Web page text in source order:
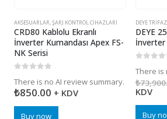
AKSESUARLAR,ŞARJ KONTROL CIHAZLARI
CRD80 Kablolu Ekranlı
İnverter Kumandası Apex FS-
NK Serisi
There is no AI review summary.
₺850.00 + KDV
Buy now
DEYE
DEYE
İnverter
There is
₺
KDV
Buy